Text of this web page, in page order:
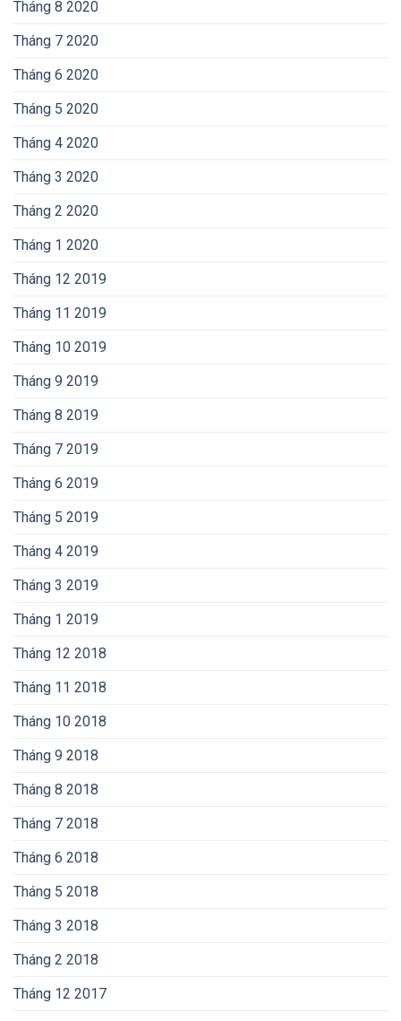
Tháng 8 2020
Tháng 7 2020
Tháng 6 2020
Tháng 5 2020
Tháng 4 2020
Tháng 3 2020
Tháng 2 2020
Tháng 1 2020
Tháng 12 2019
Tháng 11 2019
Tháng 10 2019
Tháng 9 2019
Tháng 8 2019
Tháng 7 2019
Tháng 6 2019
Tháng 5 2019
Tháng 4 2019
Tháng 3 2019
Tháng 1 2019
Tháng 12 2018
Tháng 11 2018
Tháng 10 2018
Tháng 9 2018
Tháng 8 2018
Tháng 7 2018
Tháng 6 2018
Tháng 5 2018
Tháng 3 2018
Tháng 2 2018
Tháng 12 2017